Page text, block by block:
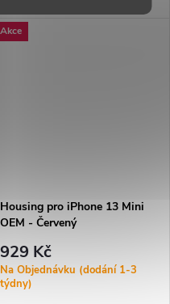
perfektní vzhled a ochranu
vnitřních komponent vašeho
Akce
Housing pro iPhone 13 Mini
OEM - Červený
929 Kč
Na Objednávku (dodání 1-3
týdny)